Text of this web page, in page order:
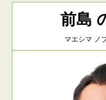
前島
マエシマ ノ